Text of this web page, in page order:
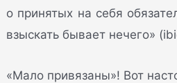
о принятых на себя
взыскать бывает нечего»
«Мало привязаны»! Вот